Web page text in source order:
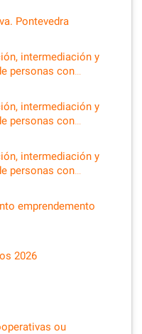
Pontevedra
intermediación y
personas con…
intermediación y
personas con…
intermediación y
personas con…
emprendemento
2026
ou